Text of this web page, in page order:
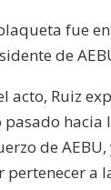
fue
de
acto, Ruiz
pasado hacia
de
pertenecer a